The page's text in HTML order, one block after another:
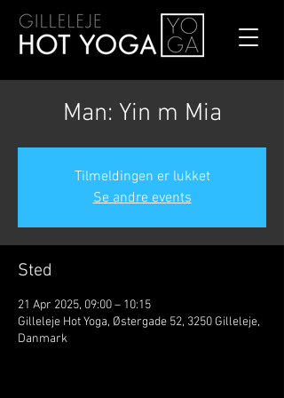
Man: Yin m Mia
Tilmeldingen er lukket
Se andre events
Sted
21 Apr 2025, 09:00 – 10:15
Gilleleje Hot Yoga, Østergade 52, 3250 Gilleleje,
Danmark